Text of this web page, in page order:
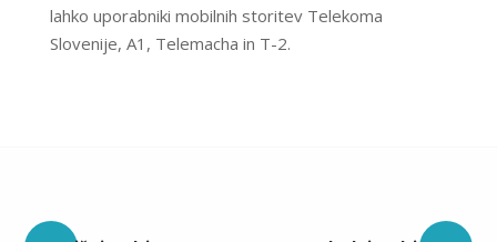
lahko uporabniki mobilnih storitev Telekoma
Slovenije, A1, Telemacha in T-2.